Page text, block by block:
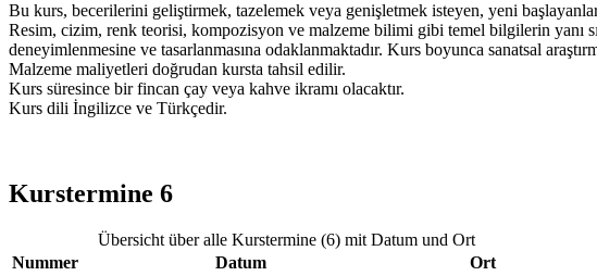
Bu kurs, becerilerini geliştirmek, tazelemek veya genişletmek isteyen, yeni
Resim, cizim, renk teorisi, kompozisyon ve malzeme bilimi gibi temel bilgilerin yanı
deneyimlenmesine ve tasarlanmasına odaklanmaktadır. Kurs boyunca sanatsal
Malzeme maliyetleri doğrudan kursta tahsil edilir.
Kurs süresince bir fincan çay veya kahve ikramı olacaktır.
Kurs dili İngilizce ve Türkçedir.
Kurstermine 6
Übersicht über alle Kurstermine (6) mit Datum und Ort
Nummer
Datum
Ort